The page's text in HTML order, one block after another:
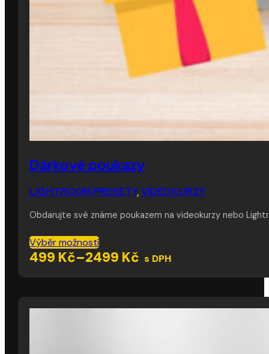
Dárkové poukazy
LIGHTROOM PRESETY,VIDEO KURZY
Obdarujte své známe poukazem na videokurzy nebo
Výběr možnostíTento
produkt
má
lze
499 Kč–2499 Kč
Rozpětí
s DPH